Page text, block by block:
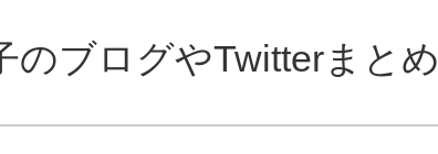
のブログやTwitterまとめ